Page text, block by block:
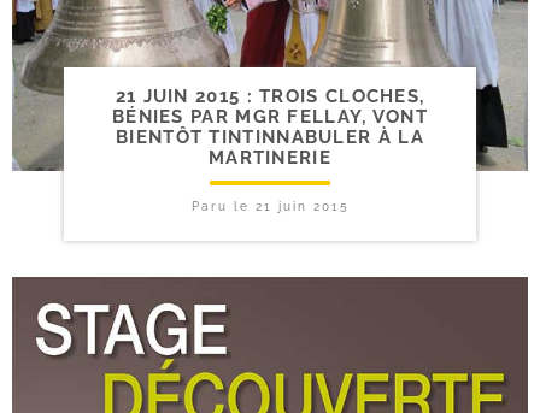
21 JUIN 2015 : TROIS CLOCHES,
BÉNIES PAR MGR FELLAY, VONT
BIENTÔT TINTINNABULER À LA
MARTINERIE
Paru le 21 juin 2015